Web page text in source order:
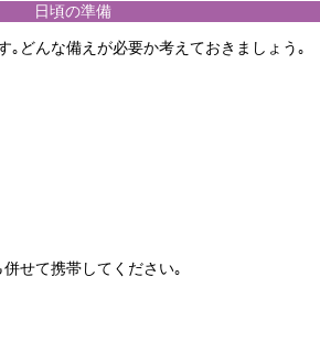
日頃の準備
｡どんな備えが必要か考えておきましょう｡
せて携帯してください｡